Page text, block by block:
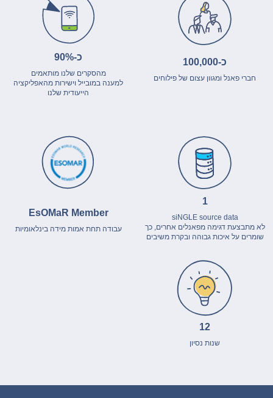
כ-100,000
חברי פאנל ומגוון עצום של פילוחים
כ-90%
מהסקרים שלנו מותאמים
למענה במובייל וישירות מהאפליקציה
הייעודית שלנו
1
siNGLE source data
לא מתבצעת דגימה מפאנלים אחרים, כך
שומרים על איכות גבוהה ובקרת משיבים
EsOMaR Member
עבודה תחת אמות מידה בינלאומיות
12
שנות נסיון